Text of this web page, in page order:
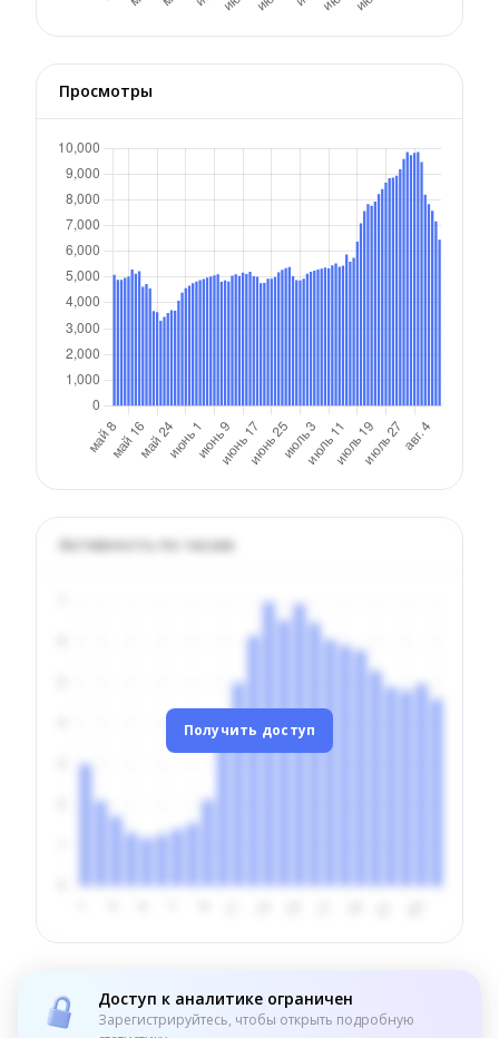
Просмотры
Активность по часам
Получить доступ
Доступ к аналитике ограничен
Зарегистрируйтесь, чтобы открыть подробную